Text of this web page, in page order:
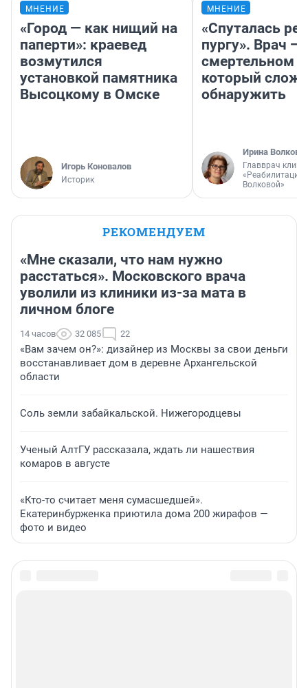
МНЕНИЕ
«Город — как нищий на
паперти»: краевед
возмутился
установкой памятника
Высоцкому в Омске
Игорь Коновалов
Историк
МНЕНИЕ
«Спуталась
пургу». Врач —
смертельном
который
обнаружить
Ирина Волкова
Главврач
«Реабилитация
Волковой»
РЕКОМЕНДУЕМ
«Мне сказали, что нам нужно
расстаться». Московского врача
уволили из клиники из-за мата в
личном блоге
14 часов 32 085 22
«Вам зачем он?»: дизайнер из Москвы за свои деньги
восстанавливает дом в деревне Архангельской
области
Соль земли забайкальской. Нижегородцевы
Ученый АлтГУ рассказала, ждать ли нашествия
комаров в августе
«Кто-то считает меня сумасшедшей».
Екатеринбурженка приютила дома 200 жирафов —
фото и видео